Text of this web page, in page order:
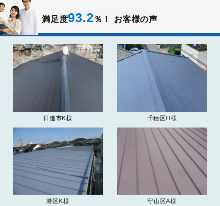
満足度93.2 ％！ お客様の声
日進市K様 千種区H様
港区K様 守山区A様